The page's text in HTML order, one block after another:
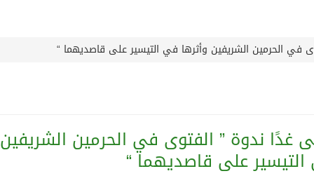
للدفاع المشترك بين المملكة العربية السعودية والجمهورية
مقترح الحقوق التجارية لكأس العالم ويؤكد مراجعة الإجراءات
في القدس تمزج الحرف التقليدية بالذكاء الاصطناعي
في الحرمين الشريفين وأثرها في التيسير على قاصديهما “
غدًا ندوة ” الفتوى في الحرمين الشريفين
على قاصديهما “